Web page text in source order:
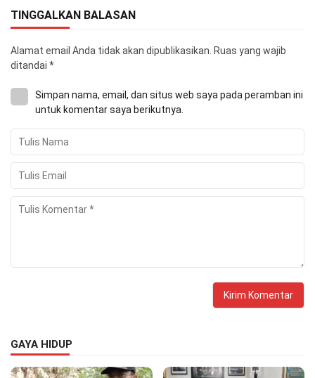
TINGGALKAN BALASAN
Alamat email Anda tidak akan dipublikasikan. Ruas yang wajib
ditandai *
Simpan nama, email, dan situs web saya pada peramban ini
untuk komentar saya berikutnya.
GAYA HIDUP